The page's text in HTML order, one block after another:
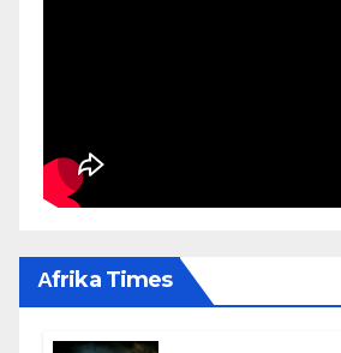
Αfrika Times